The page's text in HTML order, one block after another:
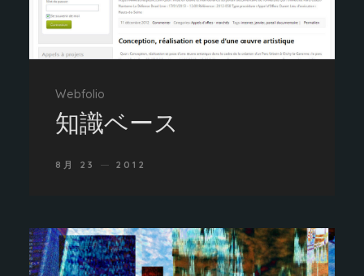
Webfolio
知識ベース
8月 23 2012